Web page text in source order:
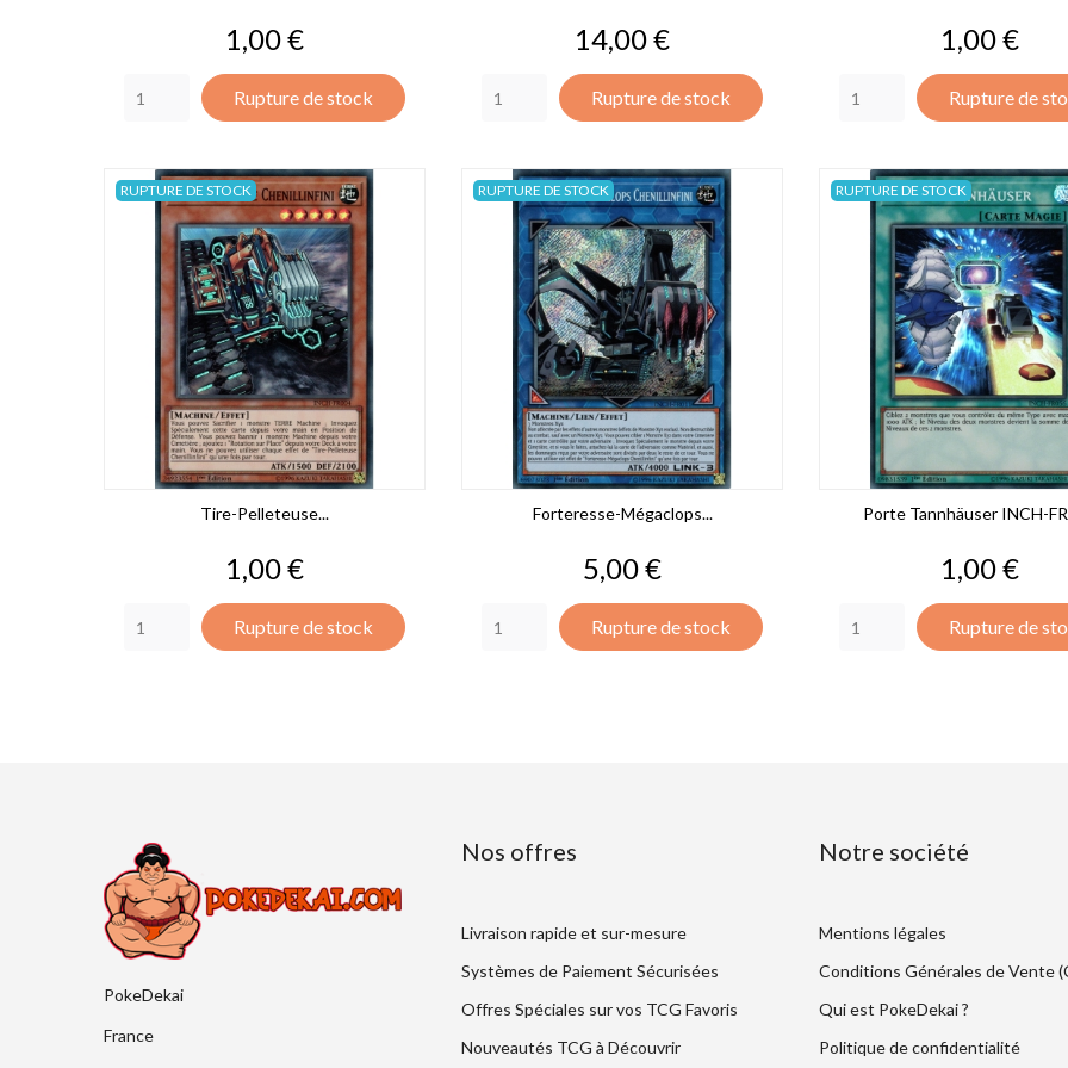
Prix
1,00 €
Rupture de stock
Prix
14,00 €
Rupture de stock
Prix
1,00 €
Rupture de
Tire-Pelleteuse...
Prix
1,00 €
Rupture de stock
RUPTURE DE STOCK
Forteresse-Mégaclops...
Prix
5,00 €
Rupture de stock
RUPTURE DE STOCK
Porte Tannhäuser INCH-
Prix
1,00 €
Rupture de
RUPTURE DE STOCK
PokeDekai
France
Nos offres
Livraison rapide et sur-mesure
Systèmes de Paiement Sécurisées
Offres Spéciales sur vos TCG Favoris
Nouveautés TCG à Découvrir
Notre société
Mentions légales
Conditions Générales de Vente
Qui est PokeDekai ?
Politique de confidentialité